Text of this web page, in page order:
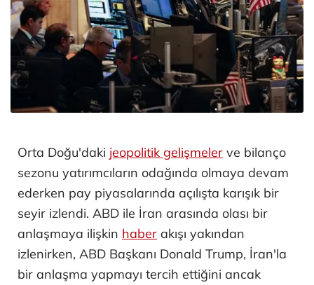
Orta Doğu'daki jeopolitik gelişmeler ve bilanço
sezonu yatırımcıların odağında olmaya devam
ederken pay piyasalarında açılışta karışık bir
seyir izlendi. ABD ile İran arasında olası bir
anlaşmaya ilişkin haber akışı yakından
izlenirken, ABD Başkanı Donald Trump, İran'la
bir anlaşma yapmayı tercih ettiğini ancak